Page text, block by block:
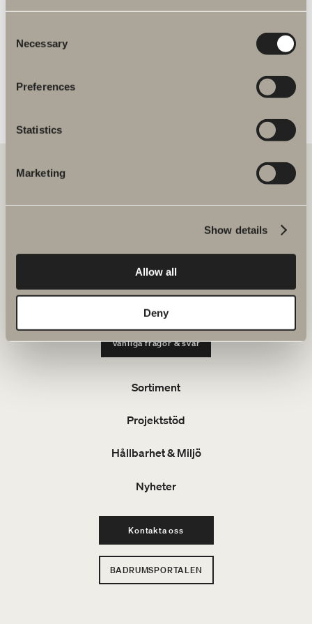
Selection
Necessary
Preferences
Statistics
Marketing
Show details
Allow all
Deny
Var någonstans ska jag dra in elen för era
Är det en separat strömbrytare för
Är det ett eller två strömuttag i spegelskåpet?
matchar – oavsett storlek eller stil på badrummet och bostaden.
Verkstadsvägen 1, 514 60 Dalstorp
Tel: 0321 53 30 45
E-post: projekt@svedbergs.se
Vanliga frågor & svar
Sortiment
Projektstöd
Hållbarhet & Miljö
Nyheter
Kontakta oss
BADRUMSPORTALEN